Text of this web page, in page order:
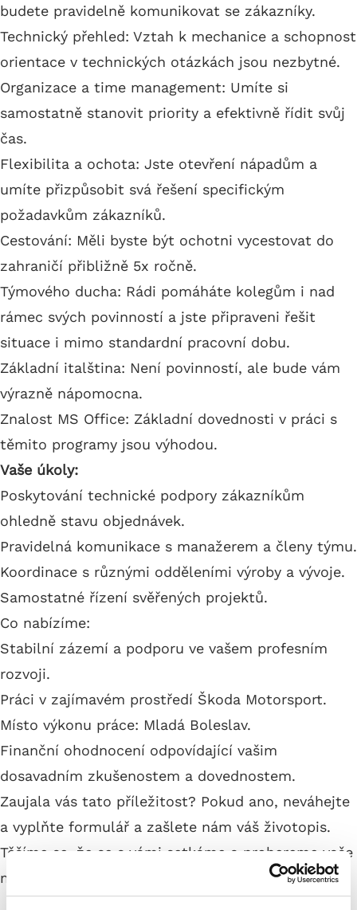
budete pravidelně komunikovat se zákazníky.
Technický přehled: Vztah k mechanice a schopnost
orientace v technických otázkách jsou nezbytné.
Organizace a time management: Umíte si
samostatně stanovit priority a efektivně řídit svůj
čas.
Flexibilita a ochota: Jste otevření nápadům a
umíte přizpůsobit svá řešení specifickým
požadavkům zákazníků.
Cestování: Měli byste být ochotni vycestovat do
zahraničí přibližně 5x ročně.
Týmového ducha: Rádi pomáháte kolegům i nad
rámec svých povinností a jste připraveni řešit
situace i mimo standardní pracovní dobu.
Základní italština: Není povinností, ale bude vám
výrazně nápomocna.
Znalost MS Office: Základní dovednosti v práci s
těmito programy jsou výhodou.
Vaše úkoly:
Poskytování technické podpory zákazníkům
ohledně stavu objednávek.
Pravidelná komunikace s manažerem a členy týmu.
Koordinace s různými odděleními výroby a vývoje.
Samostatné řízení svěřených projektů.
Co nabízíme:
Stabilní zázemí a podporu ve vašem profesním
rozvoji.
Práci v zajímavém prostředí Škoda Motorsport.
Místo výkonu práce: Mladá Boleslav.
Finanční ohodnocení odpovídající vašim
dosavadním zkušenostem a dovednostem.
Zaujala vás tato příležitost? Pokud ano, neváhejte
a vyplňte formulář a zašlete nám váš životopis.
Těšíme se, že se s vámi setkáme a probereme vaše
možné zapojení do našeho týmu!